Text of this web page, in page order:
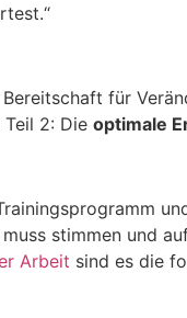
für
2: Die optimale
stimmen und
Arbeit sind es die